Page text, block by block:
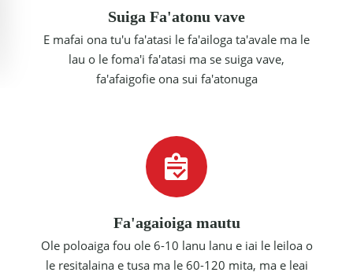
Suiga Fa'atonu vave
E mafai ona tu'u fa'atasi le fa'ailoga ta'avale ma le
lau o le foma'i fa'atasi ma se suiga vave,
fa'afaigofie ona sui fa'atonuga
Fa'agaioiga mautu
Ole poloaiga fou ole 6-10 lanu lanu e iai le leiloa o
le resitalaina e tusa ma le 60-120 mita, ma e leai